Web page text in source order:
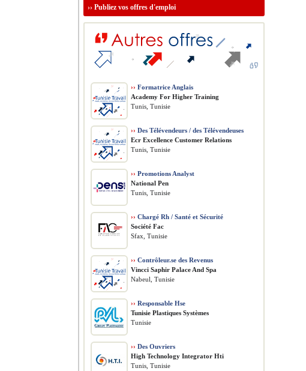
›› Publiez vos offres d'emploi
›› Formatrice Anglais
Academy For Higher Training
Tunis, Tunisie
›› Des Télévendeurs / des Télévendeuses
Ecr Excellence Customer Relations
Tunis, Tunisie
›› Promotions Analyst
National Pen
Tunis, Tunisie
›› Chargé Rh / Santé et Sécurité
Société Fac
Sfax, Tunisie
›› Contrôleur.se des Revenus
Vincci Saphir Palace And Spa
Nabeul, Tunisie
›› Responsable Hse
Tunisie Plastiques Systèmes
Tunisie
›› Des Ouvriers
High Technology Integrator Hti
Tunis, Tunisie